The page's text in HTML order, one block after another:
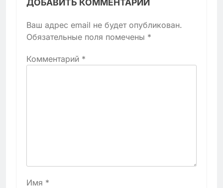
Ваш адрес email не будет опубликован.
Обязательные поля помечены *
Комментарий *
Имя *